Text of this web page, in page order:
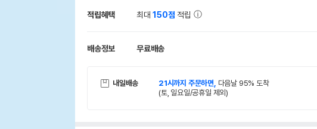
적립혜택 최대150점 적립
배송정보 무료배송
내일배송 21시까지 주문하면, 다음날 95% 도착
(토, 일요일/공휴일 제외)